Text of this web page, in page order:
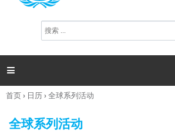
搜
索

你
这
首页› 日历›全球系列活动
全球系列活动